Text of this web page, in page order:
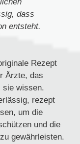
dass
entsteht.
Rezept
Ärzte, das
sie wissen.
rezept
um die
und die
gewährleisten.